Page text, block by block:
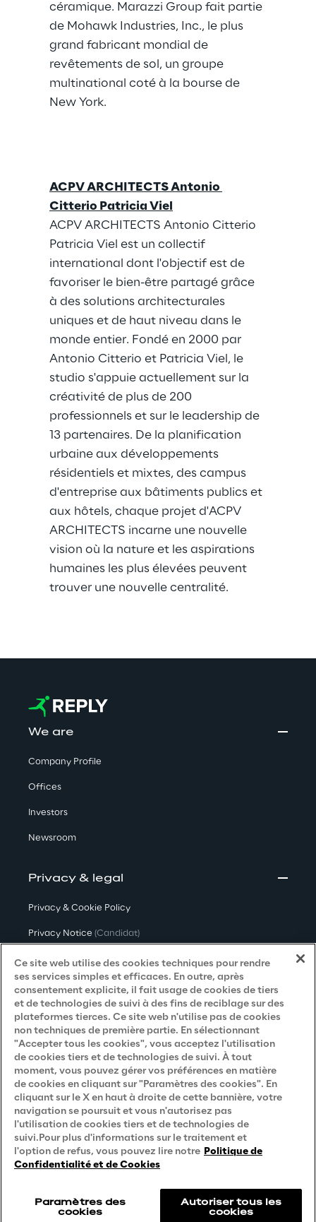
céramique. Marazzi Group fait partie
de Mohawk Industries, Inc., le plus
grand fabricant mondial de
revêtements de sol, un groupe
multinational coté à la bourse de
New York.
ACPV ARCHITECTS Antonio
Citterio Patricia Viel
ACPV ARCHITECTS Antonio Citterio
Patricia Viel est un collectif
international dont l'objectif est de
favoriser le bien-être partagé grâce
à des solutions architecturales
uniques et de haut niveau dans le
monde entier. Fondé en 2000 par
Antonio Citterio et Patricia Viel, le
studio s'appuie actuellement sur la
créativité de plus de 200
professionnels et sur le leadership de
13 partenaires. De la planification
urbaine aux développements
résidentiels et mixtes, des campus
d'entreprise aux bâtiments publics et
aux hôtels, chaque projet d'ACPV
ARCHITECTS incarne une nouvelle
vision où la nature et les aspirations
humaines les plus élevées peuvent
trouver une nouvelle centralité.
We are
Company Profile
Offices
Investors
Newsroom
Privacy & legal
Privacy & Cookie Policy
Privacy Notice (Candidat)
Privacy Notice (Client)
Privacy Notice (Fournisseur)
Privacy Notice(Marketing)
Accessibility Statement
Careers
Contacts
Reply © 2026
Ce site web utilise des cookies techniques pour rendre
ses services simples et efficaces. En outre, après
consentement explicite, il fait usage de cookies de tiers
et de technologies de suivi à des fins de reciblage sur des
plateformes tierces. Ce site web n'utilise pas de cookies
non techniques de première partie. En sélectionnant
"Accepter tous les cookies", vous acceptez l'utilisation
de cookies tiers et de technologies de suivi. À tout
moment, vous pouvez gérer vos préférences en matière
de cookies en cliquant sur "Paramètres des cookies". En
cliquant sur le X en haut à droite de cette bannière, votre
navigation se poursuit et vous n'autorisez pas
l'utilisation de cookies tiers et de technologies de
suivi.Pour plus d'informations sur le traitement et
l'option de refus, vous pouvez lire notre Politique de
Confidentialité et de Cookies
Paramètres des
cookies
Autoriser tous les
cookies